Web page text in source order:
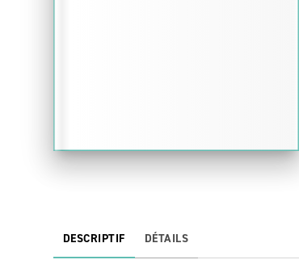
DESCRIPTIF DÉTAILS